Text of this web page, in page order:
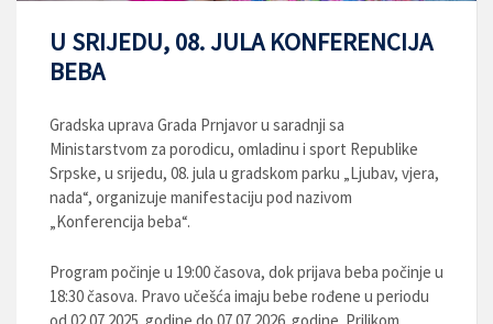
U SRIJEDU, 08. JULA KONFERENCIJA
BEBA
Gradska uprava Grada Prnjavor u saradnji sa
Ministarstvom za porodicu, omladinu i sport Republike
Srpske, u srijedu, 08. jula u gradskom parku „Ljubav, vjera,
nada“, organizuje manifestaciju pod nazivom
„Konferencija beba“.
Program počinje u 19:00 časova, dok prijava beba počinje u
18:30 časova. Pravo učešća imaju bebe rođene u periodu